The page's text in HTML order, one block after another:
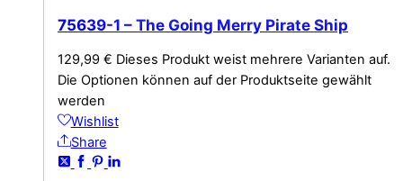
75639-1 – The Going Merry Pirate Ship
129,99 € Dieses Produkt weist mehrere Varianten auf.
Die Optionen können auf der Produktseite gewählt
werden
Wishlist
Share